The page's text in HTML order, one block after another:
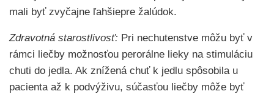
mali byť zvyčajne ľahšiepre žalúdok.
Zdravotná starostlivosť: Pri nechutenstve môžu byť v
rámci liečby možnosťou perorálne lieky na stimuláciu
chuti do jedla. Ak znížená chuť k jedlu spôsobila u
pacienta až k podvýživu, súčasťou liečby môže byť